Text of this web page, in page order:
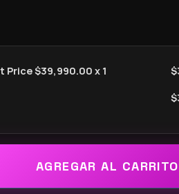
Price $39,990.00 x 1 $
$
AGREGAR AL CARRITO